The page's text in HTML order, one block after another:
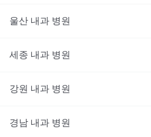
울산 내과 병원
세종 내과 병원
강원 내과 병원
경남 내과 병원